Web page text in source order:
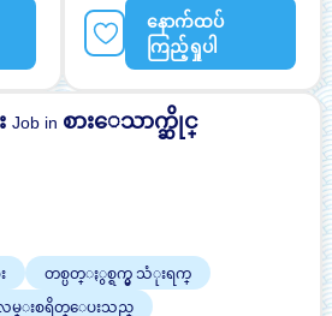
နောက်ထပ်
ကြည့်ရှုပါ
Job in စားေသာက္ဆိုင္
တစ္ပတ္ႏွစ္ရက္မွ သံုးရက္
မ္းစရိတ္ေပးသည္